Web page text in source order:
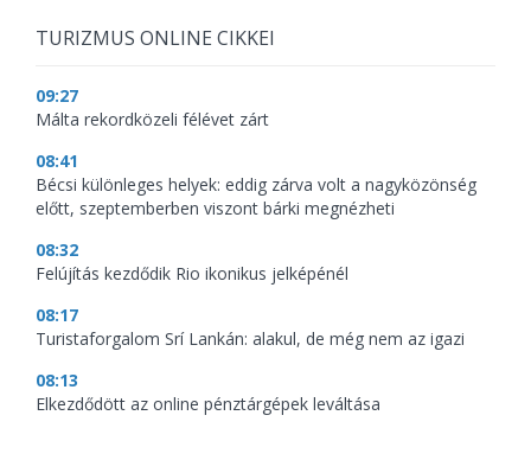
TURIZMUS ONLINE CIKKEI
09:27
Málta rekordközeli félévet zárt
08:41
Bécsi különleges helyek: eddig zárva volt a nagyközönség
előtt, szeptemberben viszont bárki megnézheti
08:32
Felújítás kezdődik Rio ikonikus jelképénél
08:17
Turistaforgalom Srí Lankán: alakul, de még nem az igazi
08:13
Elkezdődött az online pénztárgépek leváltása